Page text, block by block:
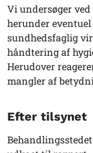
Vi undersøger
herunder
sundhedsfaglig
håndtering af
Herudover
mangler af
Efter tilsynet